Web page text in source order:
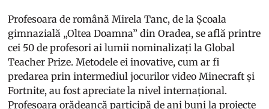
Profesoara de română Mirela Tanc, de la Școala
gimnazială „Oltea Doamna” din Oradea, se află printre
cei 50 de profesori ai lumii nominalizați la Global
Teacher Prize. Metodele ei inovative, cum ar fi
predarea prin intermediul jocurilor video Minecraft și
Fortnite, au fost apreciate la nivel internațional.
Profesoara orădeancă participă de ani buni la proiecte